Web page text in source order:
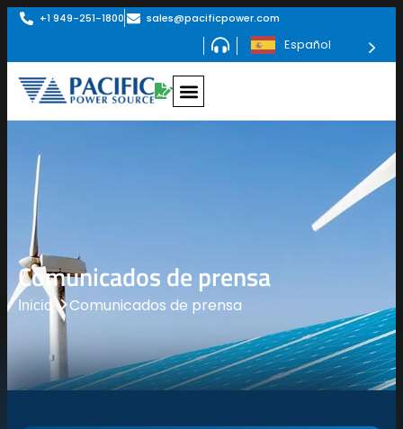
+1 949-251-1800 sales@pacificpower.com
Español
Comunicados de prensa
Inicio Comunicados de prensa